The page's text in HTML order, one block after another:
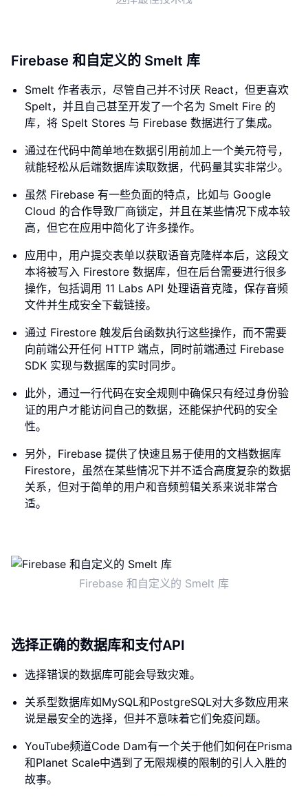
Firebase 和自定义的 Smelt 库
Smelt 作者表示，尽管自己并不讨厌 React，但更喜欢
Spelt，并且自己甚至开发了一个名为 Smelt Fire 的
库，将 Spelt Stores 与 Firebase 数据进行了集成。
通过在代码中简单地在数据引用前加上一个美元符号，
就能轻松从后端数据库读取数据，代码量其实非常少。
虽然 Firebase 有一些负面的特点，比如与 Google
Cloud 的合作导致厂商锁定，并且在某些情况下成本较
高，但它在应用中简化了许多操作。
应用中，用户提交表单以获取语音克隆样本后，这段文
本将被写入 Firestore 数据库，但在后台需要进行很多
操作，包括调用 11 Labs API 处理语音克隆，保存音频
文件并生成安全下载链接。
通过 Firestore 触发后台函数执行这些操作，而不需要
向前端公开任何 HTTP 端点，同时前端通过 Firebase
SDK 实现与数据库的实时同步。
此外，通过一行代码在安全规则中确保只有经过身份验
证的用户才能访问自己的数据，还能保护代码的安全
性。
另外，Firebase 提供了快速且易于使用的文档数据库
Firestore，虽然在某些情况下并不适合高度复杂的数据
关系，但对于简单的用户和音频剪辑关系来说非常合
适。
Firebase 和自定义的 Smelt 库
选择正确的数据库和支付API
选择错误的数据库可能会导致灾难。
关系型数据库如MySQL和PostgreSQL对大多数应用来
说是最安全的选择，但并不意味着它们免疫问题。
YouTube频道Code Dam有一个关于他们如何在Prisma
和Planet Scale中遇到了无限规模的限制的引人入胜的
故事。